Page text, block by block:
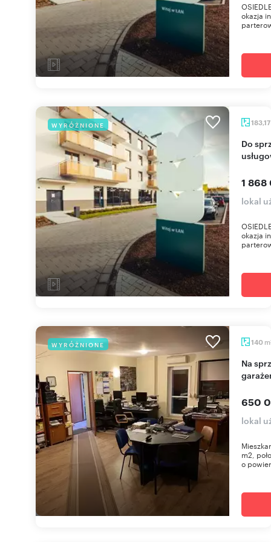
okazja
WYRÓŻNIONE 183,17
Do sprzedania przestronny lokal handlowo-
1 868
lokal
okazja
WYRÓŻNIONE 140 m
Na sprzedaż przestronne mieszkanie 140 m² z
650
lokal
m2,
o